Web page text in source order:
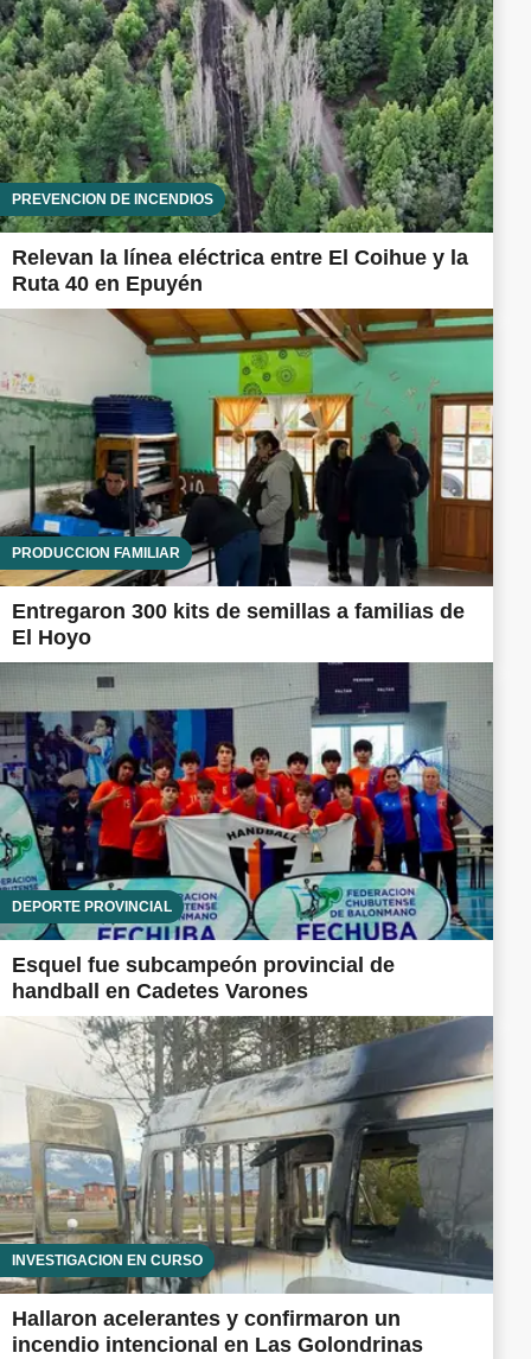
PREVENCIÓN DE INCENDIOS
Relevan la línea eléctrica entre El Coihue y la
Ruta 40 en Epuyén
PRODUCCIÓN FAMILIAR
Entregaron 300 kits de semillas a familias de
El Hoyo
DEPORTE PROVINCIAL
Esquel fue subcampeón provincial de
handball en Cadetes Varones
INVESTIGACIÓN EN CURSO
Hallaron acelerantes y confirmaron un
incendio intencional en Las Golondrinas